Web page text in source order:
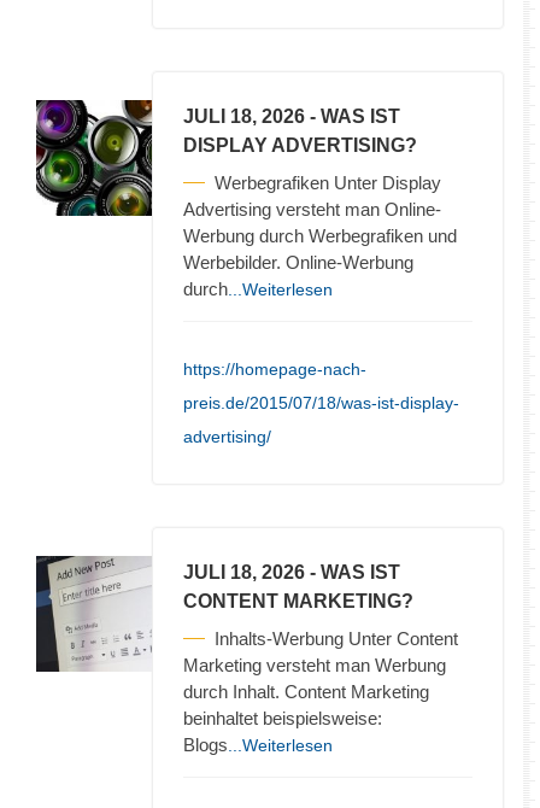
JULI 18, 2026 - WAS IST
DISPLAY ADVERTISING?
Werbegrafiken Unter Display
Advertising versteht man Online-
Werbung durch Werbegrafiken und
Werbebilder. Online-Werbung
durch ...Weiterlesen
https://homepage-nach-
preis.de/2015/07/18/was-ist-display-
advertising/
JULI 18, 2026 - WAS IST
CONTENT MARKETING?
Inhalts-Werbung Unter Content
Marketing versteht man Werbung
durch Inhalt. Content Marketing
beinhaltet beispielsweise:
Blogs ...Weiterlesen